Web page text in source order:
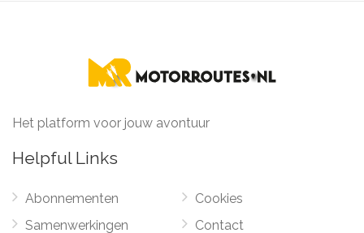
Het platform voor jouw avontuur
Helpful Links
Abonnementen
Samenwerkingen
Cookies
Contact